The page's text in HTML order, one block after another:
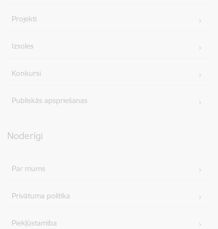
Projekti
Izsoles
Konkursi
Publiskās apspriešanas
Noderīgi
Par mums
Privātuma politika
Piekļūstamība